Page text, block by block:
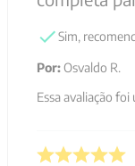
Sim,
Por:Osvaldo R.
Essa avaliação foi